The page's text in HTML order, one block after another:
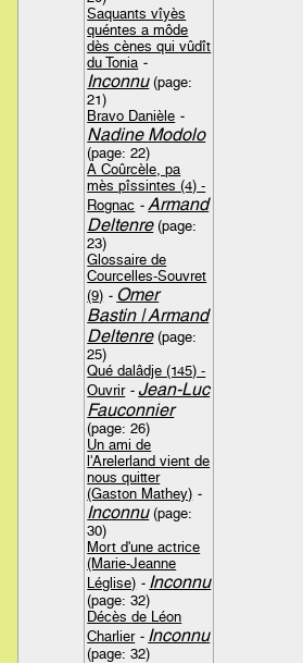
Saquants vîyès
quéntes a môde
dès cènes qui vûdît
du Tonia -
Inconnu(page:
21)
Bravo Danièle -
Nadine Modolo
(page: 22)
A Coûrcèle, pa
mès pîssintes (4) -
Rognac - Armand
Deltenre(page:
23)
Glossaire de
Courcelles-Souvret
(9) - Omer
Bastin | Armand
Deltenre(page:
25)
Qué dalâdje (145) -
Ouvrir -Jean-Luc
Fauconnier
(page: 26)
Un ami de
l'Arelerland vient de
nous quitter
(Gaston Mathey) -
Inconnu(page:
30)
Mort d'une actrice
(Marie-Jeanne
Léglise) - Inconnu
(page: 32)
Décès de Léon
Charlier - Inconnu
(page: 32)